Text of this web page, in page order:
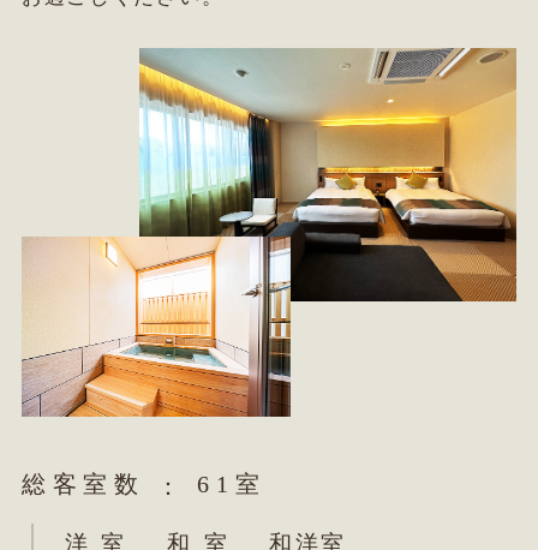
総客室数 61室
洋 室
和 室
和洋室